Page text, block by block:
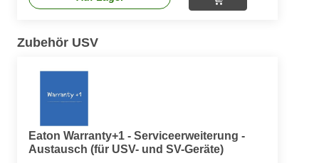
Zubehör USV
Eaton Warranty+1 - Serviceerweiterung -
Austausch (für USV- und SV-Geräte)